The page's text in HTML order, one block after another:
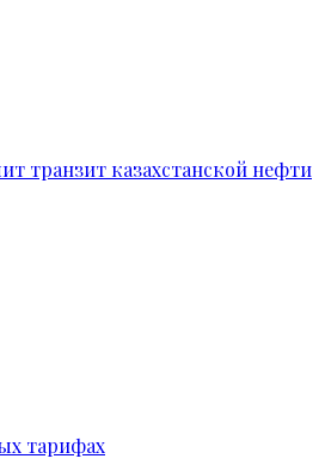
транзит казахстанской нефти
тарифах